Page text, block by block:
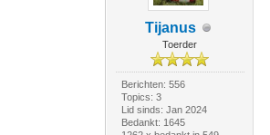
Tijanus
Toerder
Berichten: 556
Topics: 3
Lid sinds: Jan 2024
Bedankt: 1645